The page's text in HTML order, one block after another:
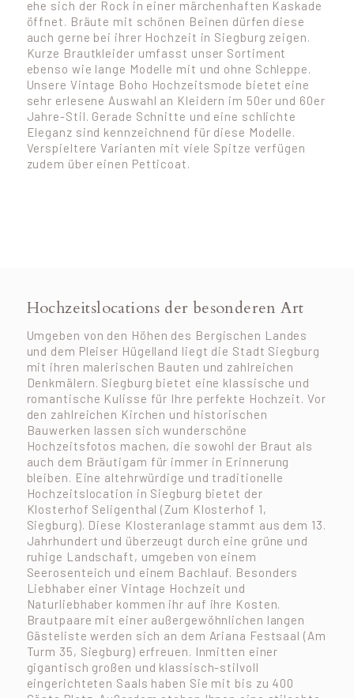
ehe sich der Rock in einer märchenhaften Kaskade
öffnet. Bräute mit schönen Beinen dürfen diese
auch gerne bei ihrer Hochzeit in Siegburg zeigen.
Kurze Brautkleider umfasst unser Sortiment
ebenso wie lange Modelle mit und ohne Schleppe.
Unsere Vintage Boho Hochzeitsmode bietet eine
sehr erlesene Auswahl an Kleidern im 50er und 60er
Jahre-Stil. Gerade Schnitte und eine schlichte
Eleganz sind kennzeichnend für diese Modelle.
Verspieltere Varianten mit viele Spitze verfügen
zudem über einen Petticoat.
Hochzeitslocations der besonderen Art
Umgeben von den Höhen des Bergischen Landes
und dem Pleiser Hügelland liegt die Stadt Siegburg
mit ihren malerischen Bauten und zahlreichen
Denkmälern. Siegburg bietet eine klassische und
romantische Kulisse für Ihre perfekte Hochzeit. Vor
den zahlreichen Kirchen und historischen
Bauwerken lassen sich wunderschöne
Hochzeitsfotos machen, die sowohl der Braut als
auch dem Bräutigam für immer in Erinnerung
bleiben. Eine altehrwürdige und traditionelle
Hochzeitslocation in Siegburg bietet der
Klosterhof Seligenthal (Zum Klosterhof 1,
Siegburg). Diese Klosteranlage stammt aus dem 13.
Jahrhundert und überzeugt durch eine grüne und
ruhige Landschaft, umgeben von einem
Seerosenteich und einem Bachlauf. Besonders
Liebhaber einer Vintage Hochzeit und
Naturliebhaber kommen ihr auf ihre Kosten.
Brautpaare mit einer außergewöhnlichen langen
Gästeliste werden sich an dem Ariana Festsaal (Am
Turm 35, Siegburg) erfreuen. Inmitten einer
gigantisch großen und klassisch-stilvoll
eingerichteten Saals haben Sie mit bis zu 400